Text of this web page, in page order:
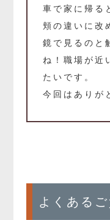
車で家に帰る
頬の違いに改
鏡で見るのと
ね！職場が近
たいです。
今回はありが
よくあるご